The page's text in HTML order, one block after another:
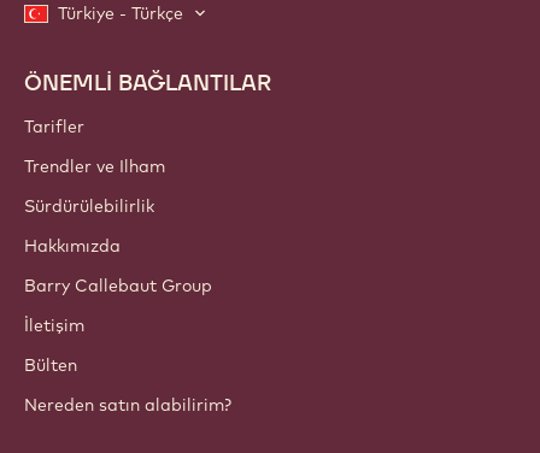
Türkiye - Türkçe
Footer
Callebaut
ÖNEMLİ BAĞLANTILAR
Tarifler
Trendler ve Ilham
Sürdürülebilirlik
Hakkımızda
Barry Callebaut Group
İletişim
Bülten
Nereden satın alabilirim?